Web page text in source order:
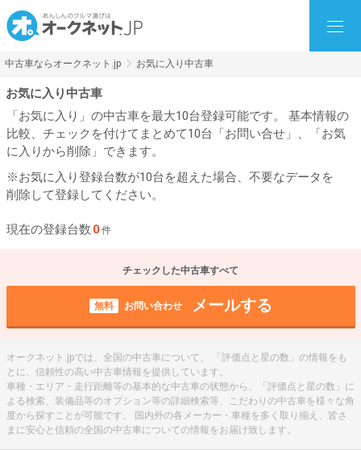
中古車ならオークネット.jp お気に入り中古車
お気に入り中古車
「お気に入り」の中古車を最大10台登録可能です。 基本情報の
比較、チェックを付けてまとめて10台「お問い合せ」、「お気
に入りから削除」できます。
※お気に入り登録台数が10台を超えた場合、不要なデータを
削除して登録してください。
現在の登録台数 0 件
チェックした中古車すべて
無料 お問い合わせ メールする
オークネット.jpでは、全国の中古車について、 「評価点と星の数」の情報をも
とに、信頼性の高い中古車情報を提供しています。
車種・エリア・走行距離等の基本的な中古車の状態から、「評価点と星の数」に
よる検索、装備品等のオプション等の詳細検索等、こだわりの中古車を様々な角
度から探すことが可能です。 国内外の各メーカー・車種を多く取り揃え、皆さ
まに安心と信頼の全国の中古車についての情報をお届け致します。